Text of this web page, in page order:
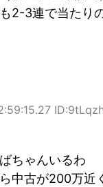
2-3連で当たり
ちゃんいるわ
中古が200万近